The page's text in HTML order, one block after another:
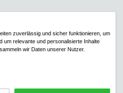
zuverlässig und sicher funktionieren, um
um relevante und personalisierte Inhalte
wir Daten unserer Nutzer.